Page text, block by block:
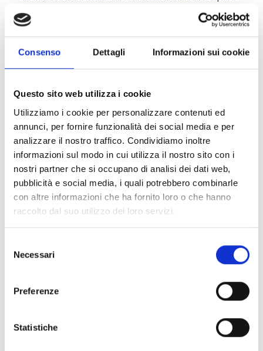
Consenso Dettagli Informazioni sui cookie
Questo sito web utilizza i cookie
Utilizziamo i cookie per personalizzare contenuti ed
annunci, per fornire funzionalità dei social media e per
analizzare il nostro traffico. Condividiamo inoltre
informazioni sul modo in cui utilizza il nostro sito con i
nostri partner che si occupano di analisi dei dati web,
pubblicità e social media, i quali potrebbero combinarle
con altre informazioni che ha fornito loro o che hanno
raccolto dal suo utilizzo dei loro servizi.
delNecessari
Preferenze
Statistiche
sociale.
CONDIVIDI
Conosci Obiettivo Europa?
Prova gratis